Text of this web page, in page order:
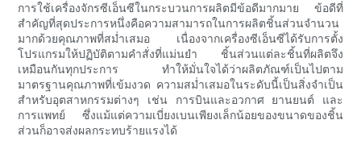
การใช้เครื่องจักรซีเอ็นซีในกระบวนการผลิตมีข้อดีมากมาย ข้อดีที่
สำคัญที่สุดประการหนึ่งคือความสามารถในการผลิตชิ้นส่วนจำนวน
มากด้วยคุณภาพที่สม่ำเสมอ เนื่องจากเครื่องซีเอ็นซีได้รับการตั้ง
โปรแกรมให้ปฏิบัติตามคำสั่งที่แม่นยำ ชิ้นส่วนแต่ละชิ้นที่ผลิตจึง
เหมือนกันทุกประการ ทำให้มั่นใจได้ว่าผลิตภัณฑ์เป็นไปตาม
มาตรฐานคุณภาพที่เข้มงวด ความสม่ำเสมอในระดับนี้เป็นสิ่งจำเป็น
สำหรับอุตสาหกรรมต่างๆ เช่น การบินและอวกาศ ยานยนต์ และ
การแพทย์ ซึ่งแม้แต่ความเบี่ยงเบนเพียงเล็กน้อยของขนาดของชิ้น
ส่วนก็อาจส่งผลกระทบร้ายแรงได้